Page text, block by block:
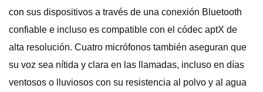
con sus dispositivos a través de una conexión Bluetooth
confiable e incluso es compatible con el códec aptX de
alta resolución. Cuatro micrófonos también aseguran que
su voz sea nítida y clara en las llamadas, incluso en días
ventosos o lluviosos con su resistencia al polvo y al agua